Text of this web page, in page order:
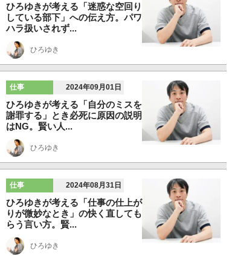
ひろゆきが考える「迷惑な空回り
している部下」への伝え方。パワ
ハラ扱いされず...
ひろゆき
仕事 2024年09月01日
ひろゆきが考える「自分のミスを
謝罪する」とき必死に原因の説明
はNG。賢い人...
ひろゆき
仕事 2024年08月31日
ひろゆきが考える「仕事の仕上が
りが微妙なとき」の快く直しても
らう言い方。賢...
ひろゆき